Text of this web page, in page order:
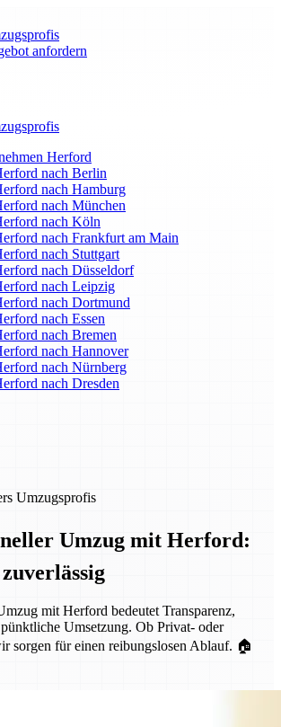
anfordern
Herford
nach Berlin
nach Hamburg
nach München
nach Köln
nach Frankfurt am Main
nach Stuttgart
nach Düsseldorf
nach Leipzig
nach Dortmund
nach Essen
nach Bremen
nach Hannover
nach Nürnberg
nach Dresden
Umzugsprofis
Umzug mit Herford:
mit Herford bedeutet Transparenz,
Umsetzung. Ob Privat- oder
sorgen für einen reibungslosen Ablauf. 🏠